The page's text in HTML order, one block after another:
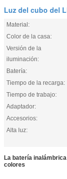
Luz del cubo del
Material:
Color de la casa:
Versión de la
iluminación:
Batería:
Tiempo de la recarga:
Tiempo de trabajo:
Adaptador:
Accesorios:
Alta luz:
La batería
colores